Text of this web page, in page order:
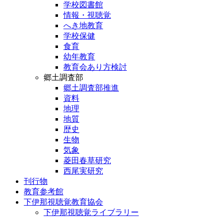
学校図書館
情報・視聴覚
へき地教育
学校保健
食育
幼年教育
教育会あり方検討
郷土調査部
郷土調査部推進
資料
地理
地質
歴史
生物
気象
菱田春草研究
西尾実研究
刊行物
教育参考館
下伊那視聴覚教育協会
下伊那視聴覚ライブラリー